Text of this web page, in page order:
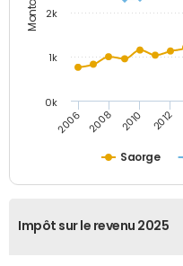
Saorge
2006 2008 2010 2012
0k
1k
2k
Impôt sur le revenu 2025